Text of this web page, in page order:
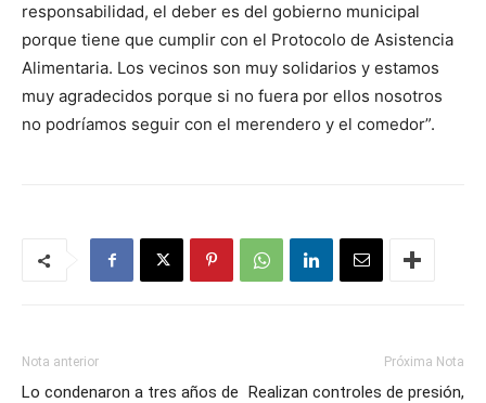
responsabilidad, el deber es del gobierno municipal
porque tiene que cumplir con el Protocolo de Asistencia
Alimentaria. Los vecinos son muy solidarios y estamos
muy agradecidos porque si no fuera por ellos nosotros
no podríamos seguir con el merendero y el comedor”.
Nota anterior
Lo condenaron a tres años de
Próxima Nota
Realizan controles de presión,